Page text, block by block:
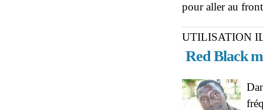
pour aller au
UTILISATION
Red Black